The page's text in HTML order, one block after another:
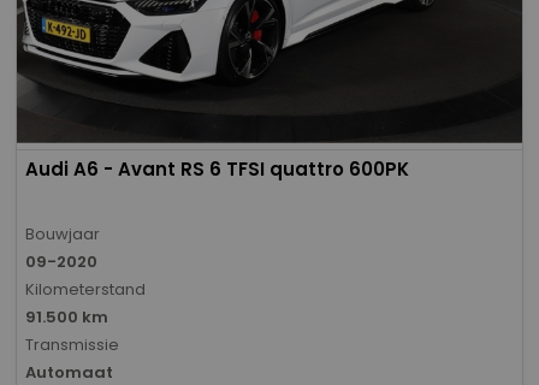
Audi A6 - Avant RS 6 TFSI quattro 600PK
Bouwjaar
09-2020
Kilometerstand
91.500 km
Transmissie
Automaat